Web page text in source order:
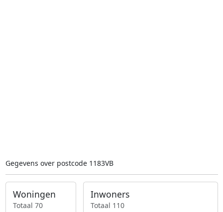
Gegevens over postcode 1183VB
Woningen
Totaal 70
Inwoners
Totaal 110